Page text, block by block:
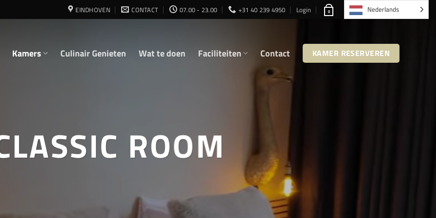
EINDHOVEN CONTACT 07.00 - 23.00 +31 40 239 4950 Login 0 Nederlands
Kamers Culinair Genieten Wat te doen Faciliteiten Contact KAMER RESERVEREN
ROOM